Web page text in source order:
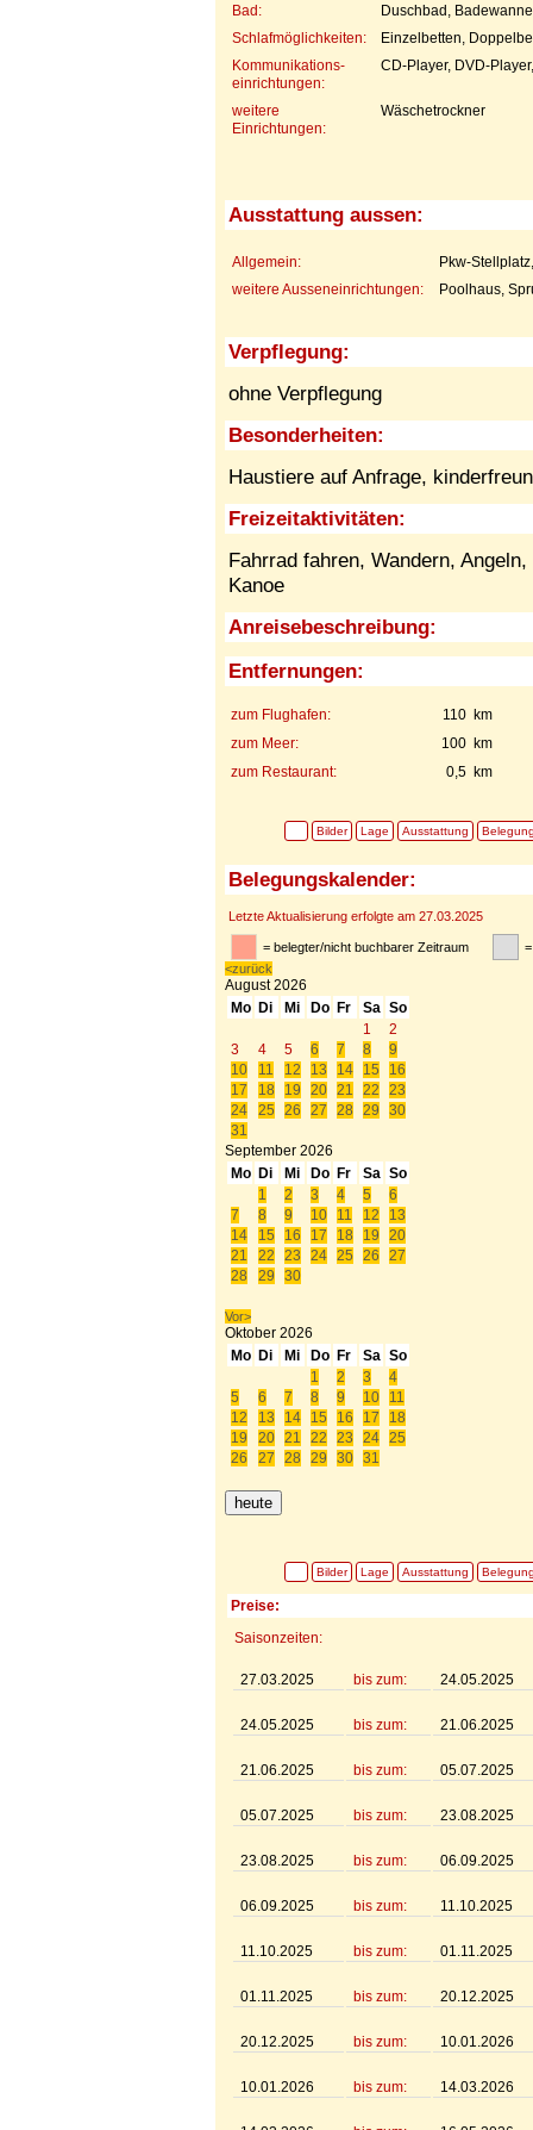
Bad:
Duschbad,
Schlafmöglichkeiten:
Einzelbetten,
Kommunikations-
einrichtungen:
CD-Player, DVD-
weitere
Einrichtungen:
Wäschetrockner
Ausstattung aussen:
Allgemein:
Pkw-
weitere Ausseneinrichtungen:
Poolhaus,
Verpflegung:
ohne Verpflegung
Besonderheiten:
Haustiere auf Anfrage,
Freizeitaktivitäten:
Fahrrad fahren, Wandern,
Kanoe
Anreisebeschreibung:
Entfernungen:
110 km
zum Flughafen:
100 km
zum Meer:
0,5 km
zum Restaurant:
Bilder Lage Ausstattung
Belegungskalender:
Letzte Aktualisierung erfolgte am 27.03.2025
= belegter/nicht buchbarer Zeitraum
<zurück
August 2026
Mo Di Mi Do Fr Sa So
1
2
3
4 5 6 7 8
9
10
11 12 13 14 15
16
17
18 19 20 21 22
23
24
25 26 27 28 29
30
31
September 2026
Mo Di Mi Do Fr Sa So
1
2 3 4 5
6
7
8 9 10 11 12
13
14
15 16 17 18 19
20
21
22 23 24 25 26
27
28
29 30
Vor>
Oktober 2026
Mo Di Mi Do Fr Sa So
1
2 3
4
5
6 7 8 9 10
11
12
13 14 15 16 17
18
19
20 21 22 23 24 25
26
27 28 29 30 31
heute
Bilder Lage Ausstattung
Preise:
Saisonzeiten:
27.03.2025 bis zum: 24.05.2025
24.05.2025 bis zum: 21.06.2025
21.06.2025 bis zum: 05.07.2025
05.07.2025 bis zum: 23.08.2025
23.08.2025 bis zum: 06.09.2025
06.09.2025 bis zum: 11.10.2025
11.10.2025 bis zum: 01.11.2025
01.11.2025 bis zum: 20.12.2025
20.12.2025 bis zum: 10.01.2026
10.01.2026 bis zum: 14.03.2026